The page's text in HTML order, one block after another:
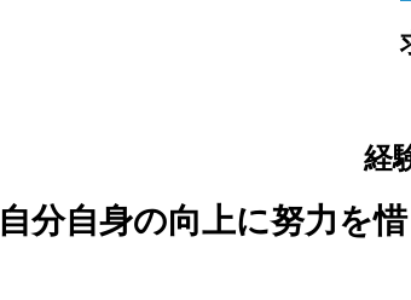
経
自分自身の向上に努力を